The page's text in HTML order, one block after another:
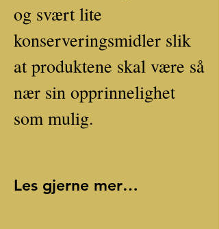
og svært lite
konserveringsmidler slik
at produktene skal være så
nær sin opprinnelighet
som mulig.
Les gjerne mer om oss her